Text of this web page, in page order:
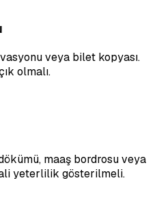
veya bilet kopyası.
olmalı.
maaş bordrosu veya
yeterlilik gösterilmeli.